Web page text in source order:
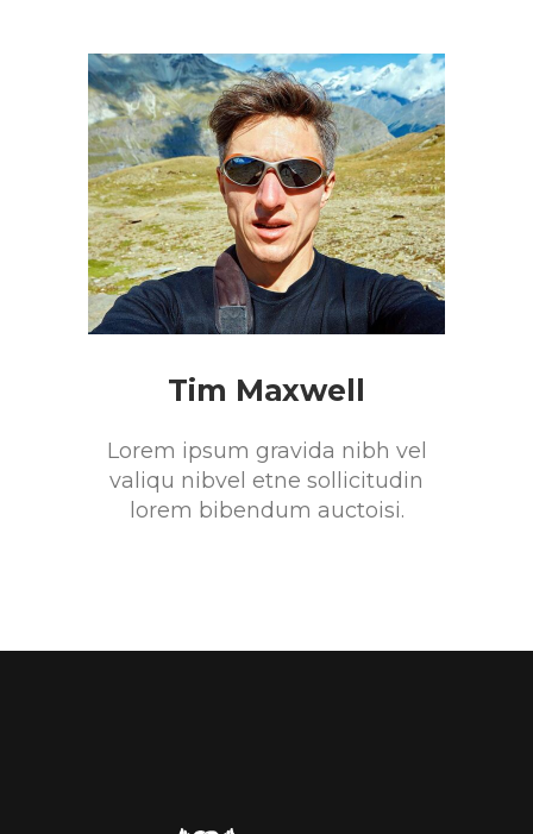
Tim Maxwell
Lorem ipsum gravida nibh vel
valiqu nibvel etne sollicitudin
lorem bibendum auctoisi.